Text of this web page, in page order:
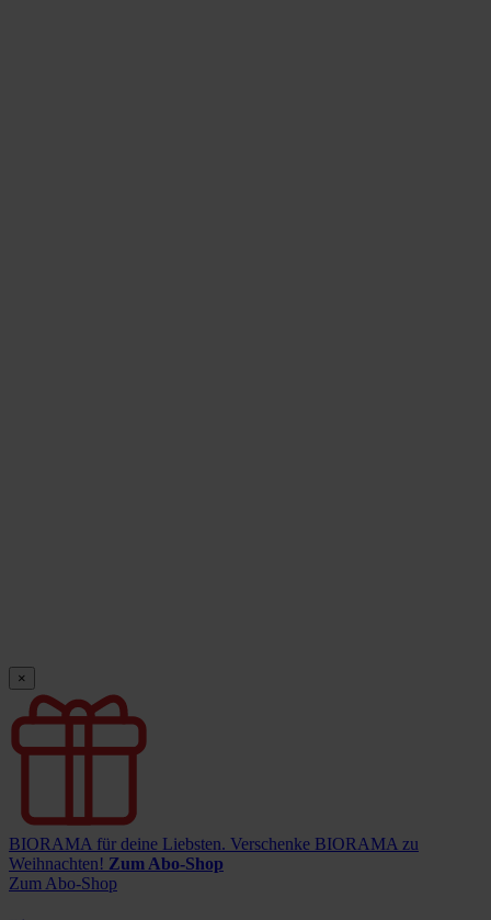
×
BIORAMA für deine Liebsten. Verschenke BIORAMA zu
Weihnachten! Zum Abo-Shop
Zum Abo-Shop